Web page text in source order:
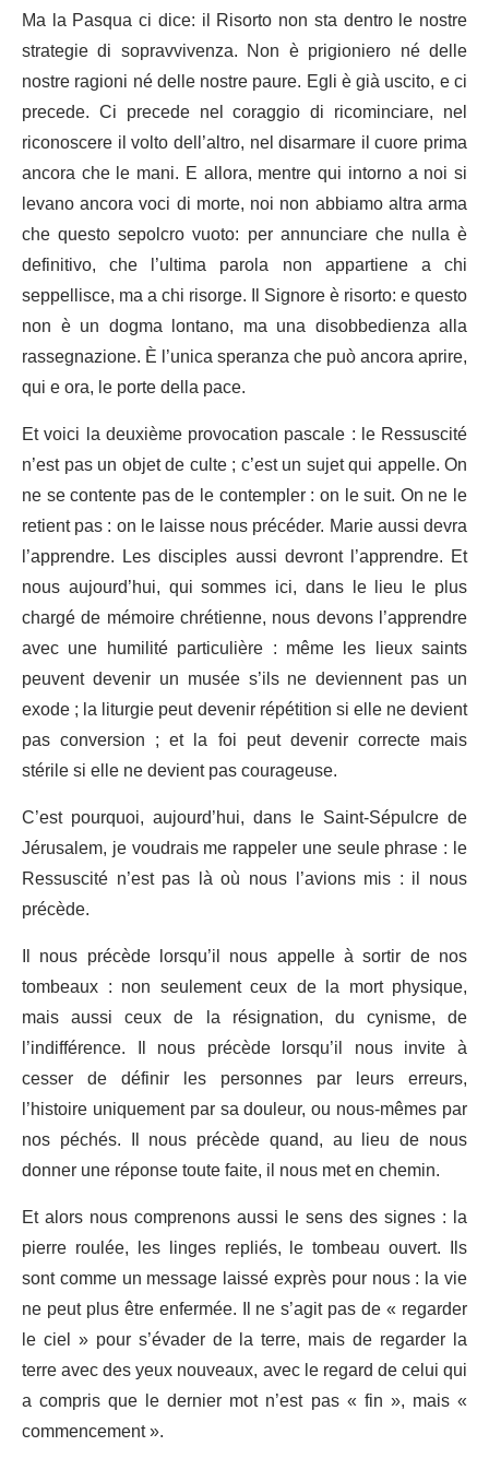
Ma la Pasqua ci dice: il Risorto non sta dentro le nostre
strategie di sopravvivenza. Non è prigioniero né delle
nostre ragioni né delle nostre paure. Egli è già uscito, e ci
precede. Ci precede nel coraggio di ricominciare, nel
riconoscere il volto dell’altro, nel disarmare il cuore prima
ancora che le mani. E allora, mentre qui intorno a noi si
levano ancora voci di morte, noi non abbiamo altra arma
che questo sepolcro vuoto: per annunciare che nulla è
definitivo, che l’ultima parola non appartiene a chi
seppellisce, ma a chi risorge. Il Signore è risorto: e questo
non è un dogma lontano, ma una disobbedienza alla
rassegnazione. È l’unica speranza che può ancora aprire,
qui e ora, le porte della pace.
Et voici la deuxième provocation pascale : le Ressuscité
n’est pas un objet de culte ; c’est un sujet qui appelle. On
ne se contente pas de le contempler : on le suit. On ne le
retient pas : on le laisse nous précéder. Marie aussi devra
l’apprendre. Les disciples aussi devront l’apprendre. Et
nous aujourd’hui, qui sommes ici, dans le lieu le plus
chargé de mémoire chrétienne, nous devons l’apprendre
avec une humilité particulière : même les lieux saints
peuvent devenir un musée s’ils ne deviennent pas un
exode ; la liturgie peut devenir répétition si elle ne devient
pas conversion ; et la foi peut devenir correcte mais
stérile si elle ne devient pas courageuse.
C’est pourquoi, aujourd’hui, dans le Saint-Sépulcre de
Jérusalem, je voudrais me rappeler une seule phrase : le
Ressuscité n’est pas là où nous l’avions mis : il nous
précède.
Il nous précède lorsqu’il nous appelle à sortir de nos
tombeaux : non seulement ceux de la mort physique,
mais aussi ceux de la résignation, du cynisme, de
l’indifférence. Il nous précède lorsqu’il nous invite à
cesser de définir les personnes par leurs erreurs,
l’histoire uniquement par sa douleur, ou nous-mêmes par
nos péchés. Il nous précède quand, au lieu de nous
donner une réponse toute faite, il nous met en chemin.
Et alors nous comprenons aussi le sens des signes : la
pierre roulée, les linges repliés, le tombeau ouvert. Ils
sont comme un message laissé exprès pour nous : la vie
ne peut plus être enfermée. Il ne s’agit pas de « regarder
le ciel » pour s’évader de la terre, mais de regarder la
terre avec des yeux nouveaux, avec le regard de celui qui
a compris que le dernier mot n’est pas « fin », mais «
commencement ».